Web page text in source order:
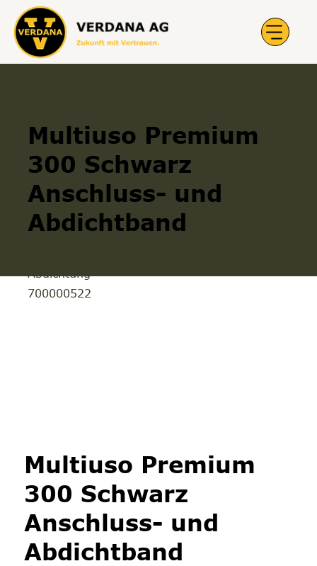
Multiuso Premium
300 Schwarz
Anschluss- und
Abdichtband
Abdichtung
700000522
Multiuso Premium
300 Schwarz
Anschluss- und
Abdichtband